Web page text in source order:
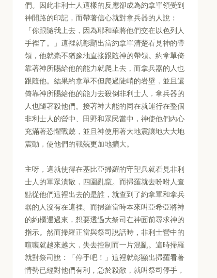
們。因此非利士人這樣的反應卻成為約拿單領受到
神開路的印記，而帶著信心就對拿兵器的人說：
「你跟隨我上去，因為耶和華將他們交在以色列人
手裡了。」這裡就彰顯出當約拿單清楚看見神的帶
領，他就毫不猶豫地直接跟隨神的帶領。約拿單倚
靠著神所賜給他的能力就爬上去，而拿兵器的人也
跟隨他。結果約拿單不但爬過陡峭的岩壁，並且還
倚靠神所賜給他的能力去殺倒非利士人，拿兵器的
人也隨著殺他們。接著神大能的同在就運行在整個
非利士人的營中、田野和眾民當中，神使他們內心
充滿著恐懼戰兢，並且神使用著大地震讓地大大地
震動，使他們的戰兢更加地擴大。
主呀，這就使得在基比亞掃羅的守望兵就看見非利
士人的軍眾潰散，四圍亂竄。而掃羅就去吩咐人查
點從他們這裡出去的是誰，就查到了約拿單和拿兵
器的人沒有在這裡。而掃羅當時本來叫亞希亞將神
的約櫃運過來，想要透過大祭司在神面前尋求神的
指示。然而掃羅正當與祭司說話時，非利士營中的
喧嚷就越來越大，失去控制而一片混亂。這時掃羅
就對祭司說：「停手吧！」這裡就彰顯出掃羅看著
情勢已經對他們有利，急於殺敵，就叫祭司停手，